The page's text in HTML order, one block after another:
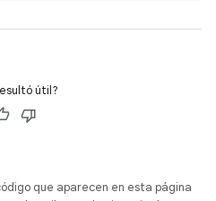
útil?
que aparecen en esta página